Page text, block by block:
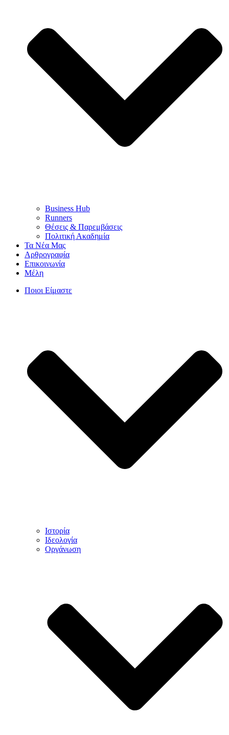
Business Hub
Runners
Θέσεις & Παρεμβάσεις
Πολιτική Ακαδημία
Τα Νέα Μας
Αρθρογραφία
Επικοινωνία
Μέλη
Ποιοι Είμαστε
Ιστορία
Ιδεολογία
Οργάνωση